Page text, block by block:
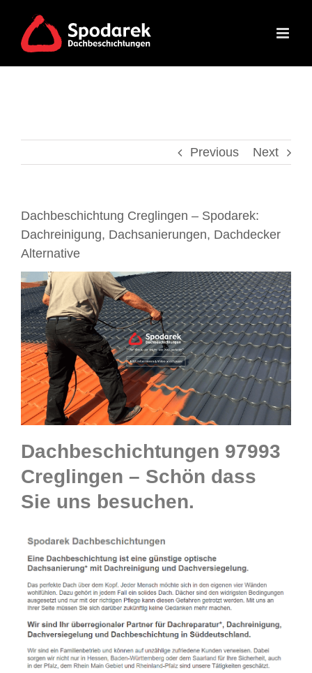
content
Previous Next
Dachbeschichtung Creglingen – Spodarek:
Dachreinigung, Dachsanierungen, Dachdecker
Alternative
Dachbeschichtungen 97993
Creglingen – Schön dass
Sie uns besuchen.